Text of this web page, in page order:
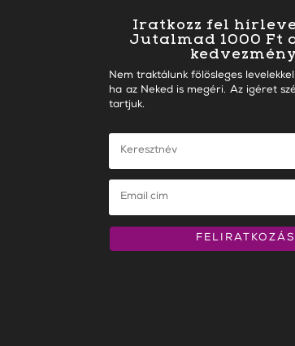
Iratkozz fel
Jutalmad 1000 Ft
Nem traktálunk fölösleges
ha az Neked is megéri. Az igéret
tartjuk.
FELIRATKOZÁS